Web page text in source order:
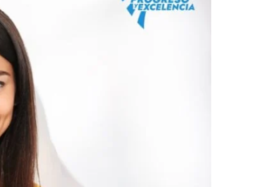
comunicaciones.ct.ccs